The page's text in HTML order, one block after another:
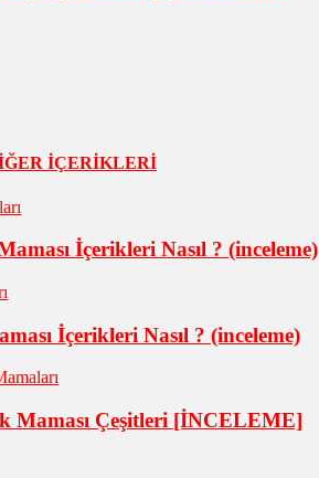
İÇERİKLERİ
İçerikleri Nasıl ? (inceleme)
İçerikleri Nasıl ? (inceleme)
Maması Çeşitleri [İNCELEME]